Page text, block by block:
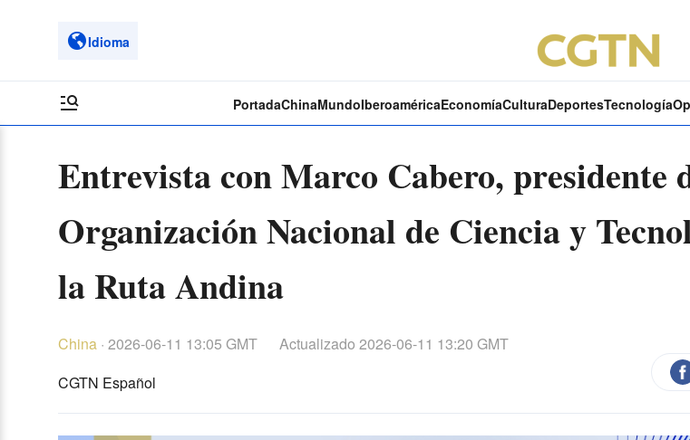
Idioma
PortadaChinaMundoIberoaméricaEconomíaCulturaDeportesTecnología
Entrevista con Marco Cabero, presidente
Organización Nacional de Ciencia y
la Ruta Andina
China · 2026-06-11 13:05 GMT Actualizado 2026-06-11 13:20 GMT
CGTN Español